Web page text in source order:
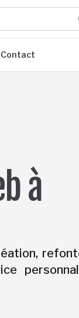
Contact
à